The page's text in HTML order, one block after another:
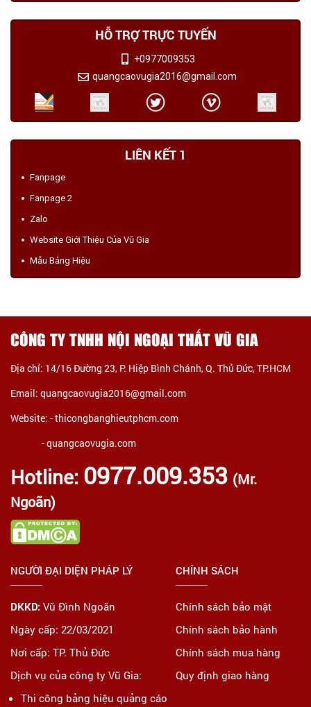
HỖ TRỢ TRỰC TUYẾN
+0977009353
quangcaovugia2016@gmail.com
LIÊN KẾT 1
Fanpage
Fanpage 2
Zalo
Website Giới Thiệu Của Vũ Gia
Mẫu Bảng Hiệu
CÔNG TY TNHH NỘI NGOẠI THẤT VŨ GIA
Địa chỉ: 14/16 Đường 23, P. Hiệp Bình Chánh, Q. Thủ Đức, TP.HCM
Email: quangcaovugia2016@gmail.com
Website: -thicongbanghieutphcm.com
- quangcaovugia.com
Hotline: 0977.009.353 (Mr.
Ngoãn)
NGƯỜI ĐẠI DIỆN PHÁP LÝ
DKKD: Vũ Đình Ngoãn
Ngày cấp: 22/03/2021
Nơi cấp: TP. Thủ Đức
Dịch vụ của công ty Vũ Gia:
Thi công bảng hiệu quảng cáo
CHÍNH SÁCH
Chính sách bảo mật
Chính sách bảo hành
Chính sách mua hàng
Quy định giao hàng